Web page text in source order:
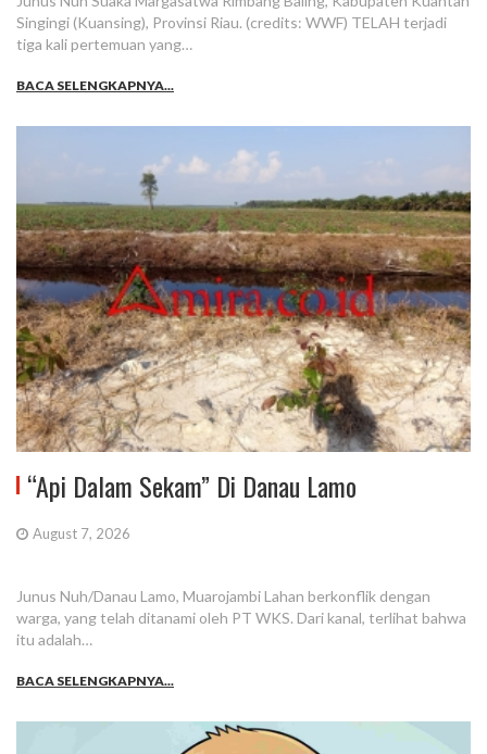
Singingi (Kuansing), Provinsi Riau. (credits: WWF) TELAH terjadi
tiga kali pertemuan yang…
BACA SELENGKAPNYA...
“Api Dalam Sekam” Di Danau Lamo
August 7, 2026
Junus Nuh/Danau Lamo, Muarojambi Lahan berkonflik dengan
warga, yang telah ditanami oleh PT WKS. Dari kanal, terlihat bahwa
itu adalah…
BACA SELENGKAPNYA...